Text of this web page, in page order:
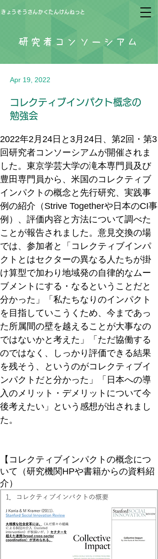
きょうそうさんかくたんけんねっと
研究者コンソーシアム
Apr 19, 2022
コレクティブインパクト概念の
勉強会
2022年2月24日と3月24日、第2回・第3
回研究者コンソーシアムが開催されま
した。東京学芸大学の滝本専門員及び
豊田専門員から、米国のコレクティブ
インパクトの概念と先行研究、実践事
例の紹介（Strive Togetherや日本のCI事
例）、評価内容と方法について調べた
ことが報告されました。意見交換の場
では、参加者と「コレクティブインパ
クトとはセクターの異なる人たちが掛
け算型で加わり地域発の自律的なムー
ブメントにする・なるということだと
分かった」「私たちなりのインパクト
を目指していこうくため、今まであっ
た所属間の壁を越えることが大事なの
ではないかと考えた」「ただ協働する
のではなく、しっかり評価できる結果
を残そう、というのがコレクティブイ
ンパクトだと分かった」「日本への導
入のメリット・デメリットについて今
後考えたい」という感想が出されまし
た。
【コレクティブインパクトの概念につ
いて（研究機関HPや書籍からの資料紹
介）